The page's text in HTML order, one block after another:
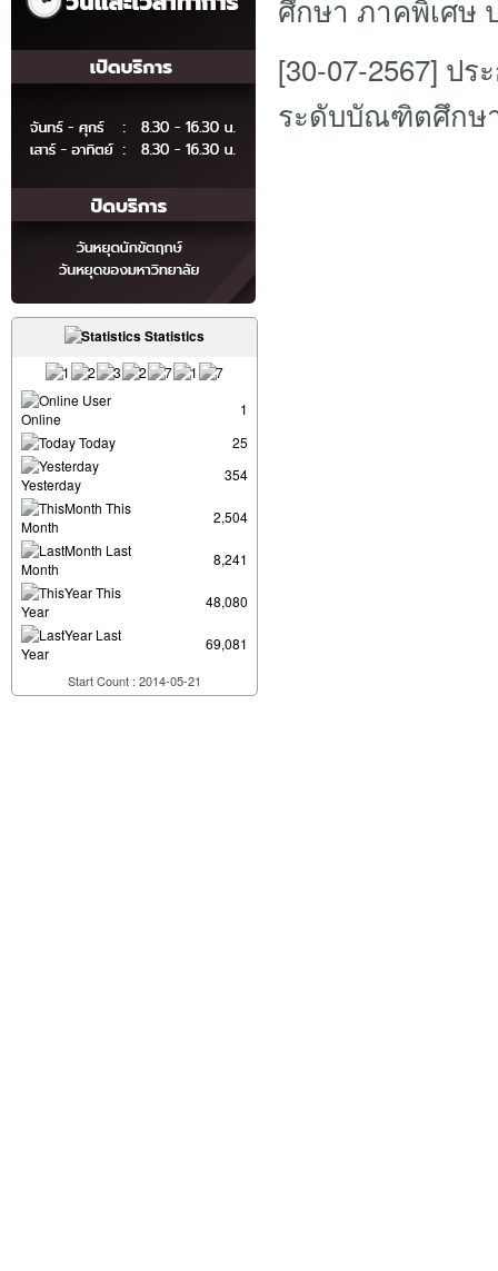
Statistics
User
Online
1
Today
25
Yesterday
354
This
Month
2,504
Last
Month
8,241
This
Year
48,080
Last
Year
69,081
Start Count : 2014-05-21
ศึกษา ภาคพิเศษ
[30-07-2567] ปร
ระดับบัณฑิตศึกษา